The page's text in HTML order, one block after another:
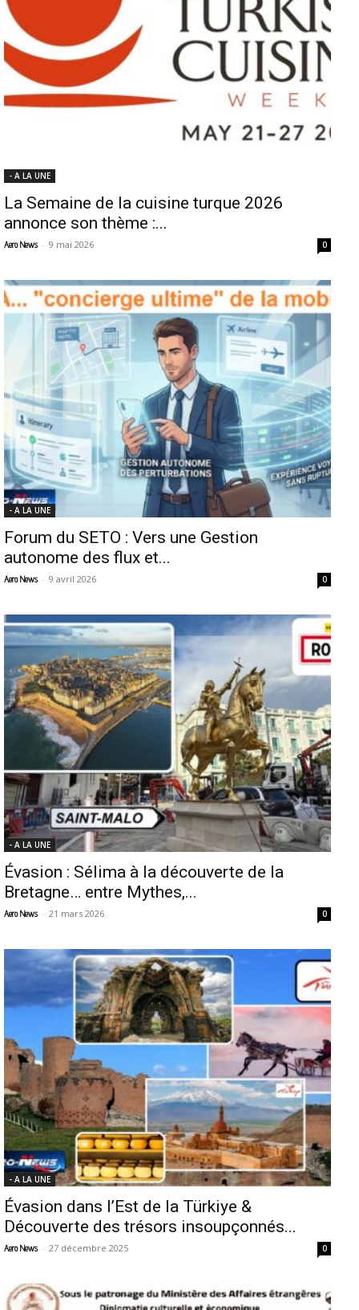
- A LA UNE
La Semaine de la cuisine turque 2026
annonce son thème :...
Aero News - 9 mai 2026 0
- A LA UNE
Forum du SETO : Vers une Gestion
autonome des flux et...
Aero News - 9 avril 2026 0
- A LA UNE
Évasion : Sélima à la découverte de la
Bretagne… entre Mythes,...
Aero News - 21 mars 2026 0
- A LA UNE
Évasion dans l’Est de la Türkiye &
Découverte des trésors insoupçonnés...
Aero News - 27 décembre 2025 0